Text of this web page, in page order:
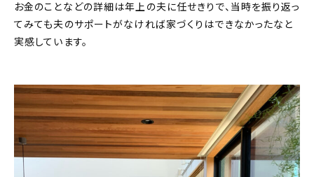
お金のことなどの詳細は年上の夫に任せきりで、当時を振り返っ
てみても夫のサポートがなければ家づくりはできなかったなと
実感しています。